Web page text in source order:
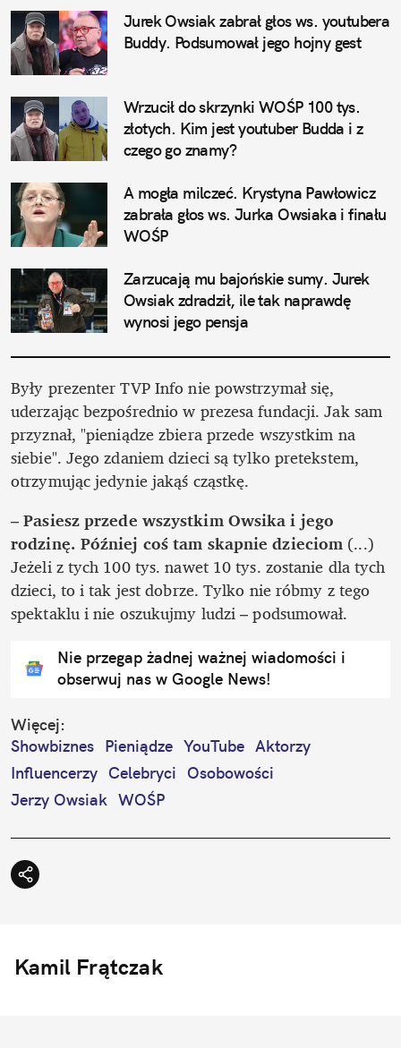
Jurek Owsiak zabrał głos ws. youtubera
Buddy. Podsumował jego hojny gest
Wrzucił do skrzynki WOŚP 100 tys.
złotych. Kim jest youtuber Budda i z
czego go znamy?
A mogła milczeć. Krystyna Pawłowicz
zabrała głos ws. Jurka Owsiaka i finału
WOŚP
Zarzucają mu bajońskie sumy. Jurek
Owsiak zdradził, ile tak naprawdę
wynosi jego pensja
Były prezenter TVP Info nie powstrzymał się,
uderzając bezpośrednio w prezesa fundacji. Jak sam
przyznał, "pieniądze zbiera przede wszystkim na
siebie". Jego zdaniem dzieci są tylko pretekstem,
otrzymując jedynie jakąś cząstkę.
– Pasiesz przede wszystkim Owsika i jego
rodzinę. Później coś tam skapnie dzieciom (...)
Jeżeli z tych 100 tys. nawet 10 tys. zostanie dla tych
dzieci, to i tak jest dobrze. Tylko nie róbmy z tego
spektaklu i nie oszukujmy ludzi – podsumował.
Nie przegap żadnej ważnej wiadomości i
obserwuj nas w Google News!
Więcej:
Showbiznes Pieniądze YouTube Aktorzy
Influencerzy Celebryci
Osobowości
Jerzy Owsiak WOŚP
Kamil Frątczak